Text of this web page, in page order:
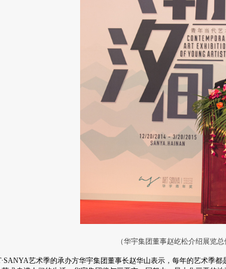
（华宇集团董事赵屹松介绍展览总
艺术季的承办方华宇集团董事长赵华山表示，每年的艺术季都